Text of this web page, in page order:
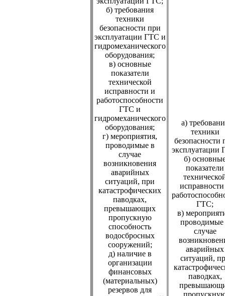
б) требования
техники
безопасности при
эксплуатации ГТС и
гидромеханического
оборудования;
в) основные
показатели
технической
исправности и
работоспособности
ГТС и
гидромеханического
оборудования;
г) мероприятия,
проводимые в
случае
возникновения
аварийных
ситуаций, при
катастрофических
паводках,
превышающих
пропускную
способность
водосбросных
сооружений;
д) наличие в
организации
финансовых
(материальных)
резервов для
а)
техники
безопасности
эксплуатации
б)
показатели
ГТС;
в)
проводимые
случае
аварийных
ситуаций,
паводках,